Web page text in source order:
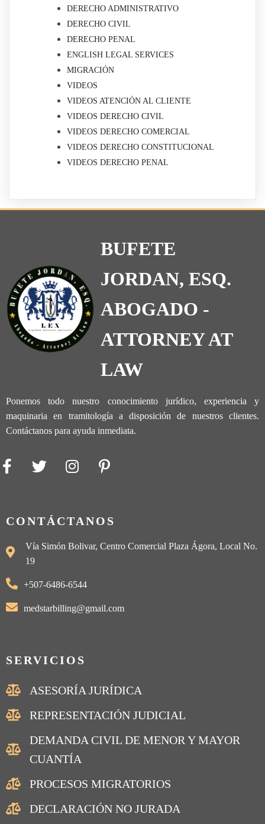
DERECHO ADMINISTRATIVO
DERECHO CIVIL
DERECHO PENAL
ENGLISH LEGAL SERVICES
MIGRACIÓN
VIDEOS
VIDEOS ATENCIÓN AL CLIENTE
VIDEOS DERECHO CIVIL
VIDEOS DERECHO COMERCIAL
VIDEOS DERECHO CONSTITUCIONAL
VIDEOS DERECHO PENAL
BUFETE
JORDAN, ESQ.
ABOGADO -
ATTORNEY AT
LAW
Ponemos todo nuestro conocimiento jurídico, experiencia y
maquinaria en tramitología a disposición de nuestros clientes.
Contáctanos para ayuda inmediata.
CONTÁCTANOS
Vía Simón Bolivar, Centro Comercial Plaza Ágora, Local No.
19
+507-6486-6544
medstarbilling@gmail.com
SERVICIOS
ASESORÍA JURÍDICA
REPRESENTACIÓN JUDICIAL
DEMANDA CIVIL DE MENOR Y MAYOR
CUANTÍA
PROCESOS MIGRATORIOS
DECLARACIÓN NO JURADA